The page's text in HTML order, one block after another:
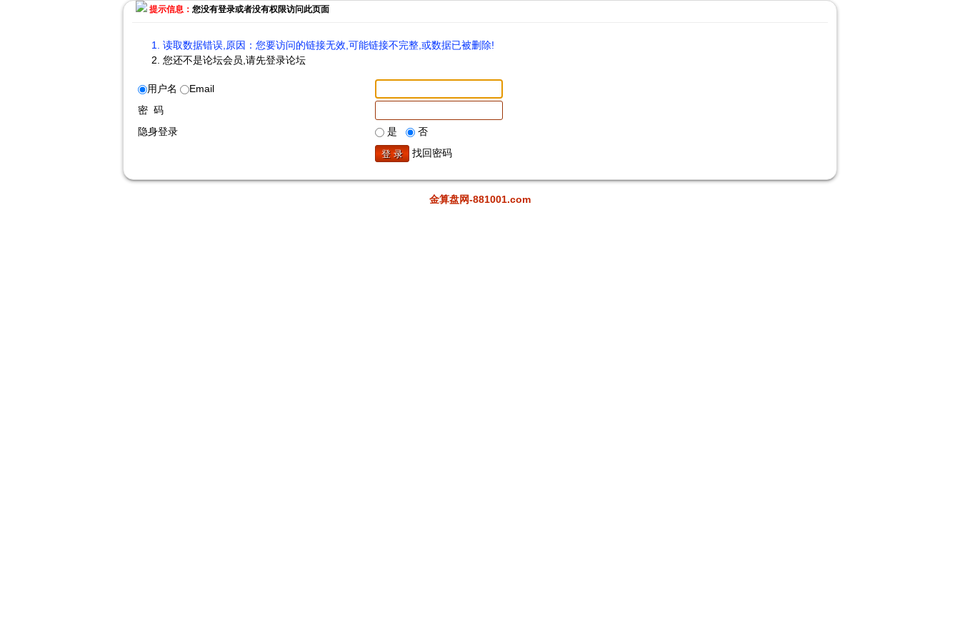
提示信息： 您没有登录或者没有权限访问此页面
读取数据错误,原因：您要访问的链接无效,可能链接不完整,或数据已被删除!
您还不是论坛会员,请先登录论坛
用户名
Email
密 码
隐身登录
是
否
找回密码
金算盘网-881001.com